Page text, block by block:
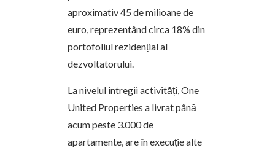
aproximativ 45 de milioane de
euro, reprezentând circa 18% din
portofoliul rezidențial al
dezvoltatorului.
La nivelul întregii activități, One
United Properties a livrat până
acum peste 3.000 de
apartamente, are în execuție alte